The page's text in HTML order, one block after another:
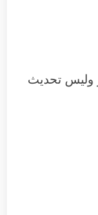
وليس تحديث